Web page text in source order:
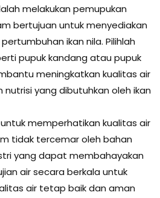
melakukan pemupukan
bertujuan untuk menyediakan
ikan nila. Pilihlah
pupuk kandang atau pupuk
meningkatkan kualitas air
yang dibutuhkan oleh ikan
memperhatikan kualitas air
tidak tercemar oleh bahan
yang dapat membahayakan
air secara berkala untuk
air tetap baik dan aman